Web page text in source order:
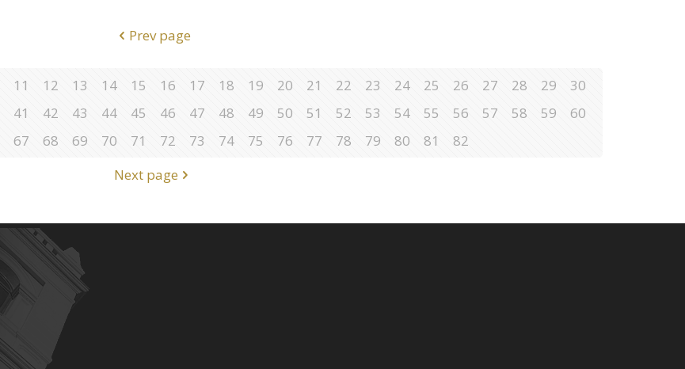
Prev page
11 12 13 14 15 16 17 18 19 20 21 22 23 24 25 26 27 28 29
30
41 42 43 44 45 46 47 48 49 50 51 52 53 54 55 56 57 58 59
60
67 68 69 70 71 72 73 74 75 76 77 78 79 80 81
82
Next page